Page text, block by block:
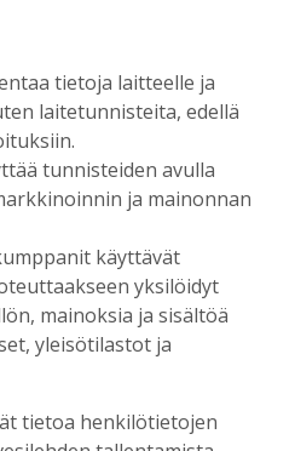
50 vuotta – vaikka
havaittavissa, sanoo
oppineensa myös
sikarutto
tietoja laitteelle ja
laitetunnisteita, edellä
tunnisteiden avulla
ja mainonnan
käyttävät
yksilöidyt
mainoksia ja sisältöä
yleisötilastot ja
tietoa henkilötietojen